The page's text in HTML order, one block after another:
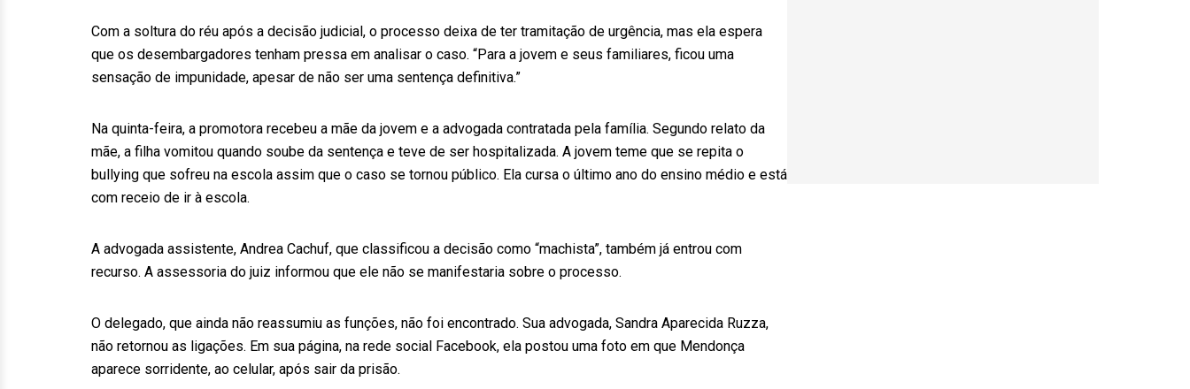
Com a soltura do réu após a decisão judicial, o processo deixa de ter tramitação de urgência, mas ela espera
que os desembargadores tenham pressa em analisar o caso. “Para a jovem e seus familiares, ficou uma
sensação de impunidade, apesar de não ser uma sentença definitiva.”
Na quinta-feira, a promotora recebeu a mãe da jovem e a advogada contratada pela família. Segundo relato da
mãe, a filha vomitou quando soube da sentença e teve de ser hospitalizada. A jovem teme que se repita o
bullying que sofreu na escola assim que o caso se tornou público. Ela cursa o último ano do ensino médio e está
com receio de ir à escola.
A advogada assistente, Andrea Cachuf, que classificou a decisão como “machista”, também já entrou com
recurso. A assessoria do juiz informou que ele não se manifestaria sobre o processo.
O delegado, que ainda não reassumiu as funções, não foi encontrado. Sua advogada, Sandra Aparecida Ruzza,
não retornou as ligações. Em sua página, na rede social Facebook, ela postou uma foto em que Mendonça
aparece sorridente, ao celular, após sair da prisão.